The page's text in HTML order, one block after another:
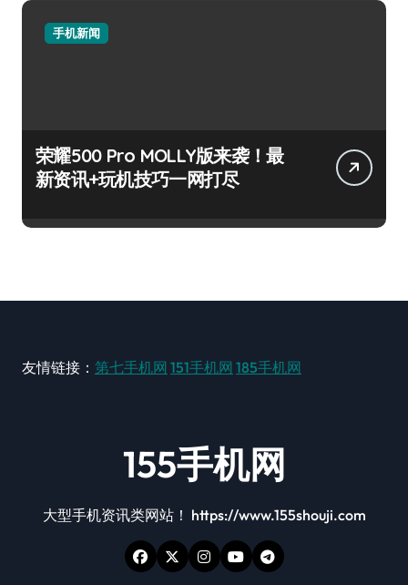
手机新闻
荣耀500 Pro MOLLY版来袭！最
新资讯+玩机技巧一网打尽
友情链接： 第七手机网 151手机网 185手机网
155手机网
大型手机资讯类网站！ https://www.155shouji.com